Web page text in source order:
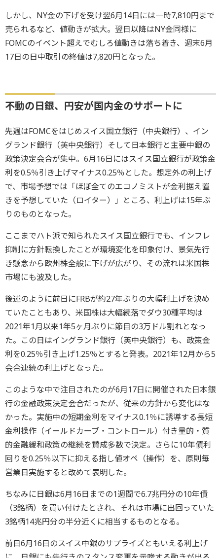
しかし、NY金の下げを受け翌6月14日には一時7,810円まで
売られるなど、値動きが拡大。翌日以降はNY金同様に
FOMCのイベント超えでむしろ値動きは落ち着き、週末6月
17日の日中取引の終値は7,820円となった。
不動の日銀、円安が国内金のサポートに
先週はFOMCをはじめスイス国立銀行（中央銀行）、イン
グランド銀行（英中央銀行）そして日本銀行と主要中銀の
政策決定会合が集中。6月16日にはスイス国立銀行が政策金
利を0.5％引き上げマイナス0.25％とした。想定外の利上げ
で、市場予想では「ほぼ全てのエコノミストが金利据え置
きを予想していた（ロイター）」ところ、利上げは15年ぶ
りのものとなった。
ここまでハト派で知られたスイス国立銀行でも、インフレ
抑制に方針転換したことが環境変化を印象付け、景気先行
き懸念から欧州株全般に下げが広がり、その流れは米国株
市場にも波及した。
後述のように前日にFRBが約27年ぶりの大幅利上げを決め
ていたこともあり、米国株は大幅続落でダウ30種平均は
2021年1月以来1年5ヶ月ぶりに節目の3万ドル割れとなっ
た。この日はイングランド銀行（英中央銀行）も、政策金
利を0.25％引き上げ1.25％とすると発表。2021年12月から5
会合連続の利上げとなった。
このような中で注目されたのが6月17日に開催された日本銀
行の金融政策決定会合だったが、従来の方針から変化はな
かった。実施中の短期金利をマイナス0.1％に誘導する長短
金利操作（イールドカーブ・コントロール）付き量的・質
的金融緩和政策の継続を賛成多数で決定。さらに10年債利
回りを0.25％以下に抑える指し値オペ（操作）を、原則毎
営業日実施すると改めて表明した。
ちなみに日銀は6月16日までの1週間で6.7兆円分の10年債
（3銘柄）を買い付けたとされ、それは市場に出回っていた
3銘柄14兆円分の半分近くに相当するものとなる。
前日6月16日のスイス中銀のサプライズともいえる利上げ